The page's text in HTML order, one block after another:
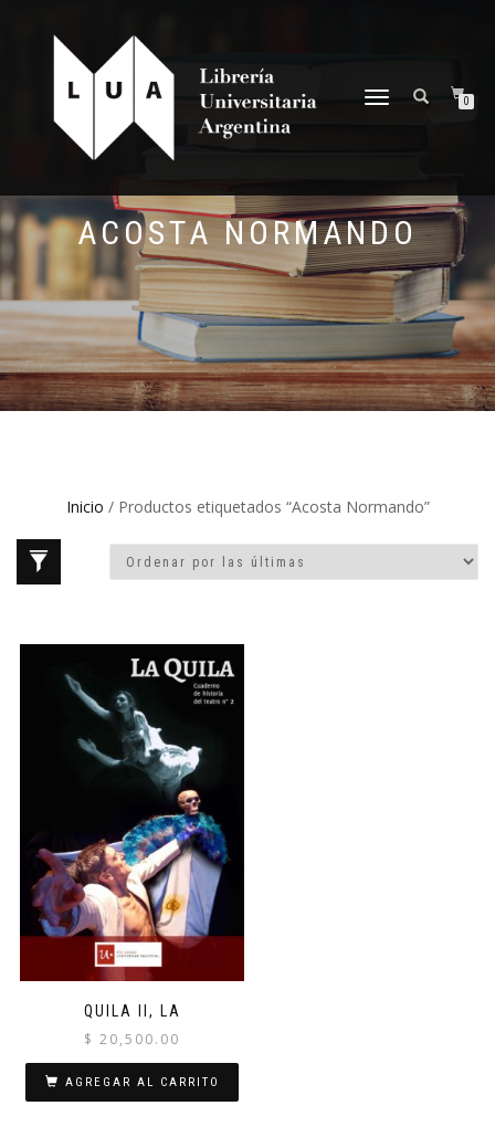
NAVEGACIÓN
0
ACOSTA NORMANDO
Inicio / Productos etiquetados “Acosta Normando”
QUILA II, LA
$ 20,500.00
AGREGAR AL CARRITO